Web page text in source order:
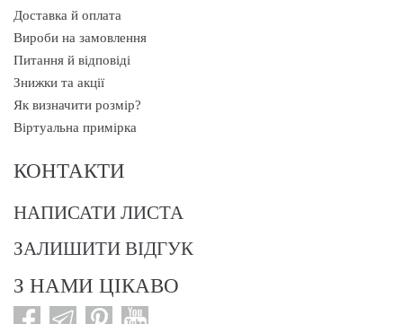
Доставка й оплата
Вироби на замовлення
Питання й відповіді
Знижки та акції
Як визначити розмір?
Віртуальна примірка
КОНТАКТИ
НАПИСАТИ ЛИСТА
ЗАЛИШИТИ ВІДГУК
З НАМИ ЦІКАВО